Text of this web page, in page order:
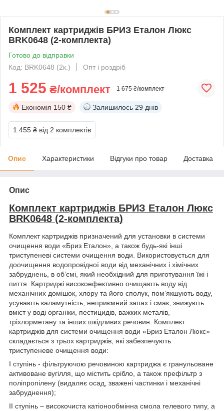
Комплект картриджів БРИЗ Еталон Люкс
BRK0648 (2-комплекта)
Готово до відправки
Код: BRK0648 (2к.)
Опт і роздріб
1 525 ₴/комплект 1 675 ₴/комплект
Економія 150 ₴ Залишилось 29 днів
1 455 ₴ від 2 комплектів
Опис Характеристики Відгуки про товар Доставка
Опис
Комплект картриджів БРИЗ Еталон Люкс
BRK0648 (2-комплекта)
Комплект картриджів призначений для установки в системи
очищення води «Бриз Еталон», а також будь-які інші
триступеневі системи очищення води. Використовується для
доочищення водопровідної води від механічних і хімічних
забруднень, в об’ємі, який необхідний для приготування їжі і
пиття. Картриджі високоефективно очищають воду від
механічних домішок, хлору та його сполук, пом’якшують воду,
усувають каламутність, неприємний запах і смак, знижують
вміст у воді органіки, пестицидів, важких металів,
тріхлорметану та інших шкідливих речовин. Комплект
картриджів для системи очищення води «Бриз Еталон Люкс»
складається з трьох картриджів, які забезпечують
триступеневе очищення води:
I ступінь - фільтруючою речовиною картриджа є гранульоване
активоване вугілля, що містить срібло, а також префільтр з
поліпропілену (видаляє осад, зважені частинки і механічні
забруднення);
II ступінь – високочиста катіонообмінна смола гелевого типу, а